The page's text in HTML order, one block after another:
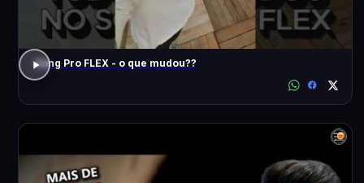
Song Pro FLEX - o que mudou??